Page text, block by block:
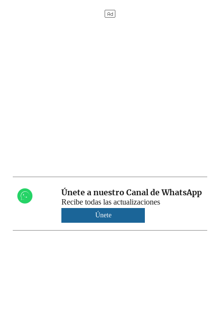
Únete a nuestro Canal de WhatsApp
Recibe todas las actualizaciones
Únete